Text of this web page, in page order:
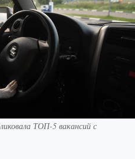
ТОП-5 вакансий с